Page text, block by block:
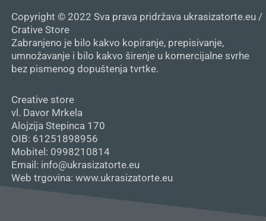
Copyright © 2022 Sva prava pridržava ukrasizatorte.eu /
Crative Store
Zabranjeno je bilo kakvo kopiranje, prepisivanje,
umnožavanje i bilo kakvo širenje u komercijalne svrhe
bez pismenog dopuštenja tvrtke.
Creative store
vl. Davor Mrkela
Alojzija Stepinca 170
OIB: 61251898956
Mobitel: 0998210814
Email: info@ukrasizatorte.eu
Web trgovina: www.ukrasizatorte.eu